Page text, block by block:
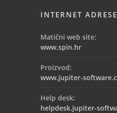
INTERNET ADRESE
Matični web site:
www.spin.hr
Proizvod:
www.jupiter-
Help desk:
helpdesk.jupiter-